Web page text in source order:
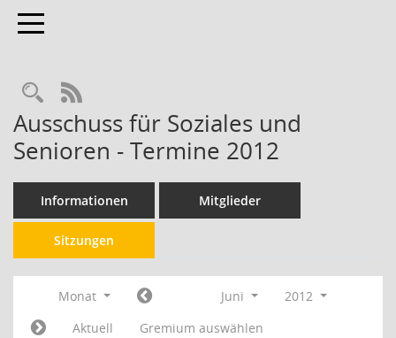
Toggle navigation
RSS-Feed
Ausschuss für Soziales und
Senioren - Termine 2012
Informationen Mitglieder
Sitzungen
Monat Juni
2012
Aktuell
Gremium auswählen